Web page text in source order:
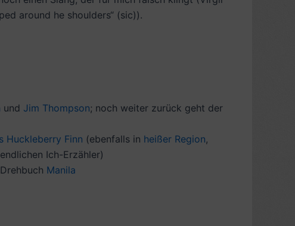
around he shoulders“ (sic)).
und Jim Thompson; noch weiter zurück geht der
Huckleberry Finn (ebenfalls in heißer Region,
Ich-Erzähler)
Drehbuch Manila